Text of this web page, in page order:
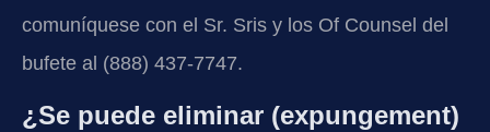
comuníquese con el Sr. Sris y los Of Counsel del
bufete al (888) 437-7747.
¿Se puede eliminar (expungement)